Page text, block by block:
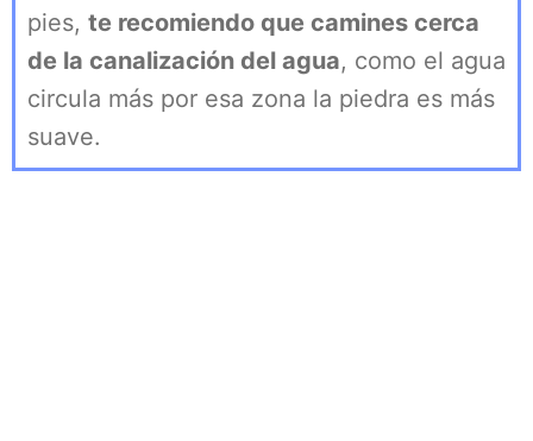
pies, te recomiendo que camines cerca
de la canalización del agua, como el agua
circula más por esa zona la piedra es más
suave.